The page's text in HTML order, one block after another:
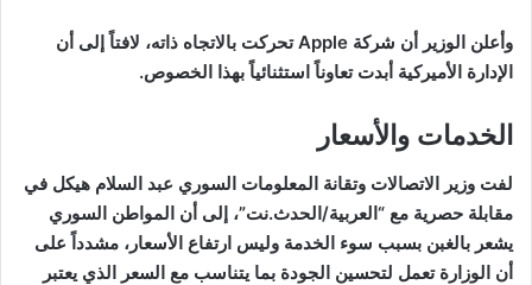
وأعلن الوزير أن شركة Apple تحركت بالاتجاه ذاته، لافتاً إلى أن
الإدارة الأميركية أبدت تعاوناً استثنائياً بهذا الخصوص.
الخدمات والأسعار
لفت وزير الاتصالات وتقانة المعلومات السوري عبد السلام هيكل في
مقابلة حصرية مع “العربية/الحدث.نت”، إلى أن المواطن السوري
يشعر بالغبن بسبب سوء الخدمة وليس ارتفاع الأسعار، مشدداً على
أن الوزارة تعمل لتحسين الجودة بما يتناسب مع السعر الذي يعتبر